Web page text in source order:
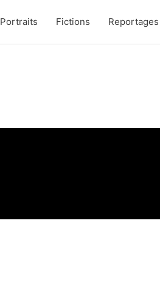
Portraits Fictions Reportages